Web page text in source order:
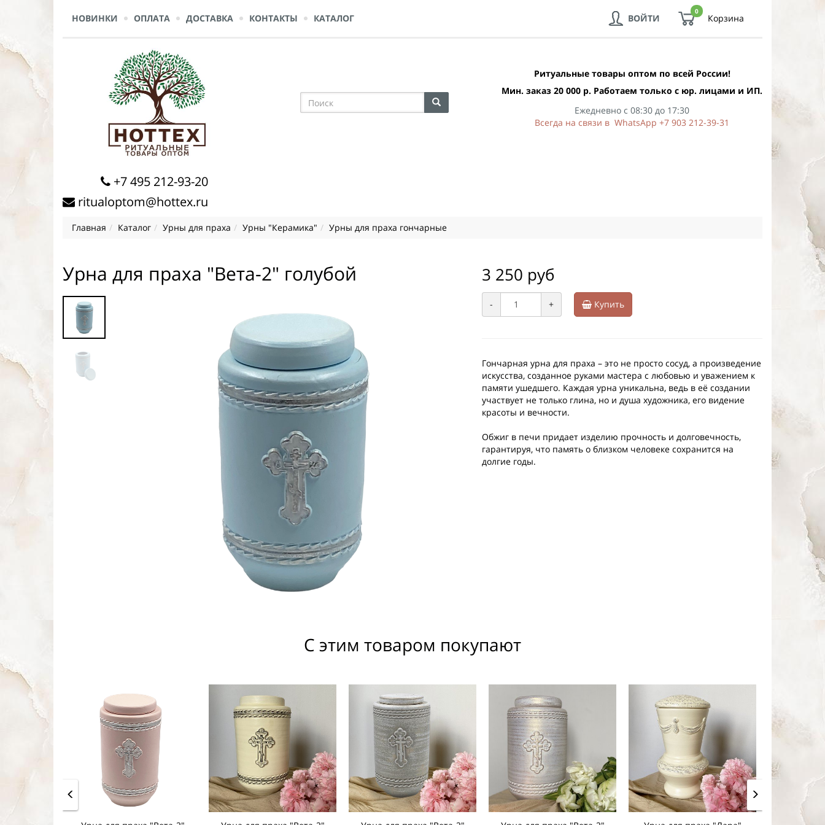
НОВИНКИ ОПЛАТА ДОСТАВКА КОНТАКТЫ КАТАЛОГ
0
Корзина
ВОЙТИ
Ритуальные товары оптом по всей России!
Мин. заказ 20 000 р. Работаем только с юр. лицами и ИП.
Ежедневно с 08:30 до 17:30
Всегда на связи в WhatsApp +7 903 212-39-31
+7 495 212-93-20
ritualoptom@hottex.ru
Главная Каталог Урны для праха Урны "Керамика" Урны для праха гончарные
Урна для праха "Вета-2" голубой 3 250 руб
- + Купить
Гончарная урна для праха – это не просто сосуд, а произведение
искусства, созданное руками мастера с любовью и уважением к
памяти ушедшего. Каждая урна уникальна, ведь в её создании
участвует не только глина, но и душа художника, его видение
красоты и вечности.
Обжиг в печи придает изделию прочность и долговечность,
гарантируя, что память о близком человеке сохранится на
долгие годы.
С этим товаром покупают